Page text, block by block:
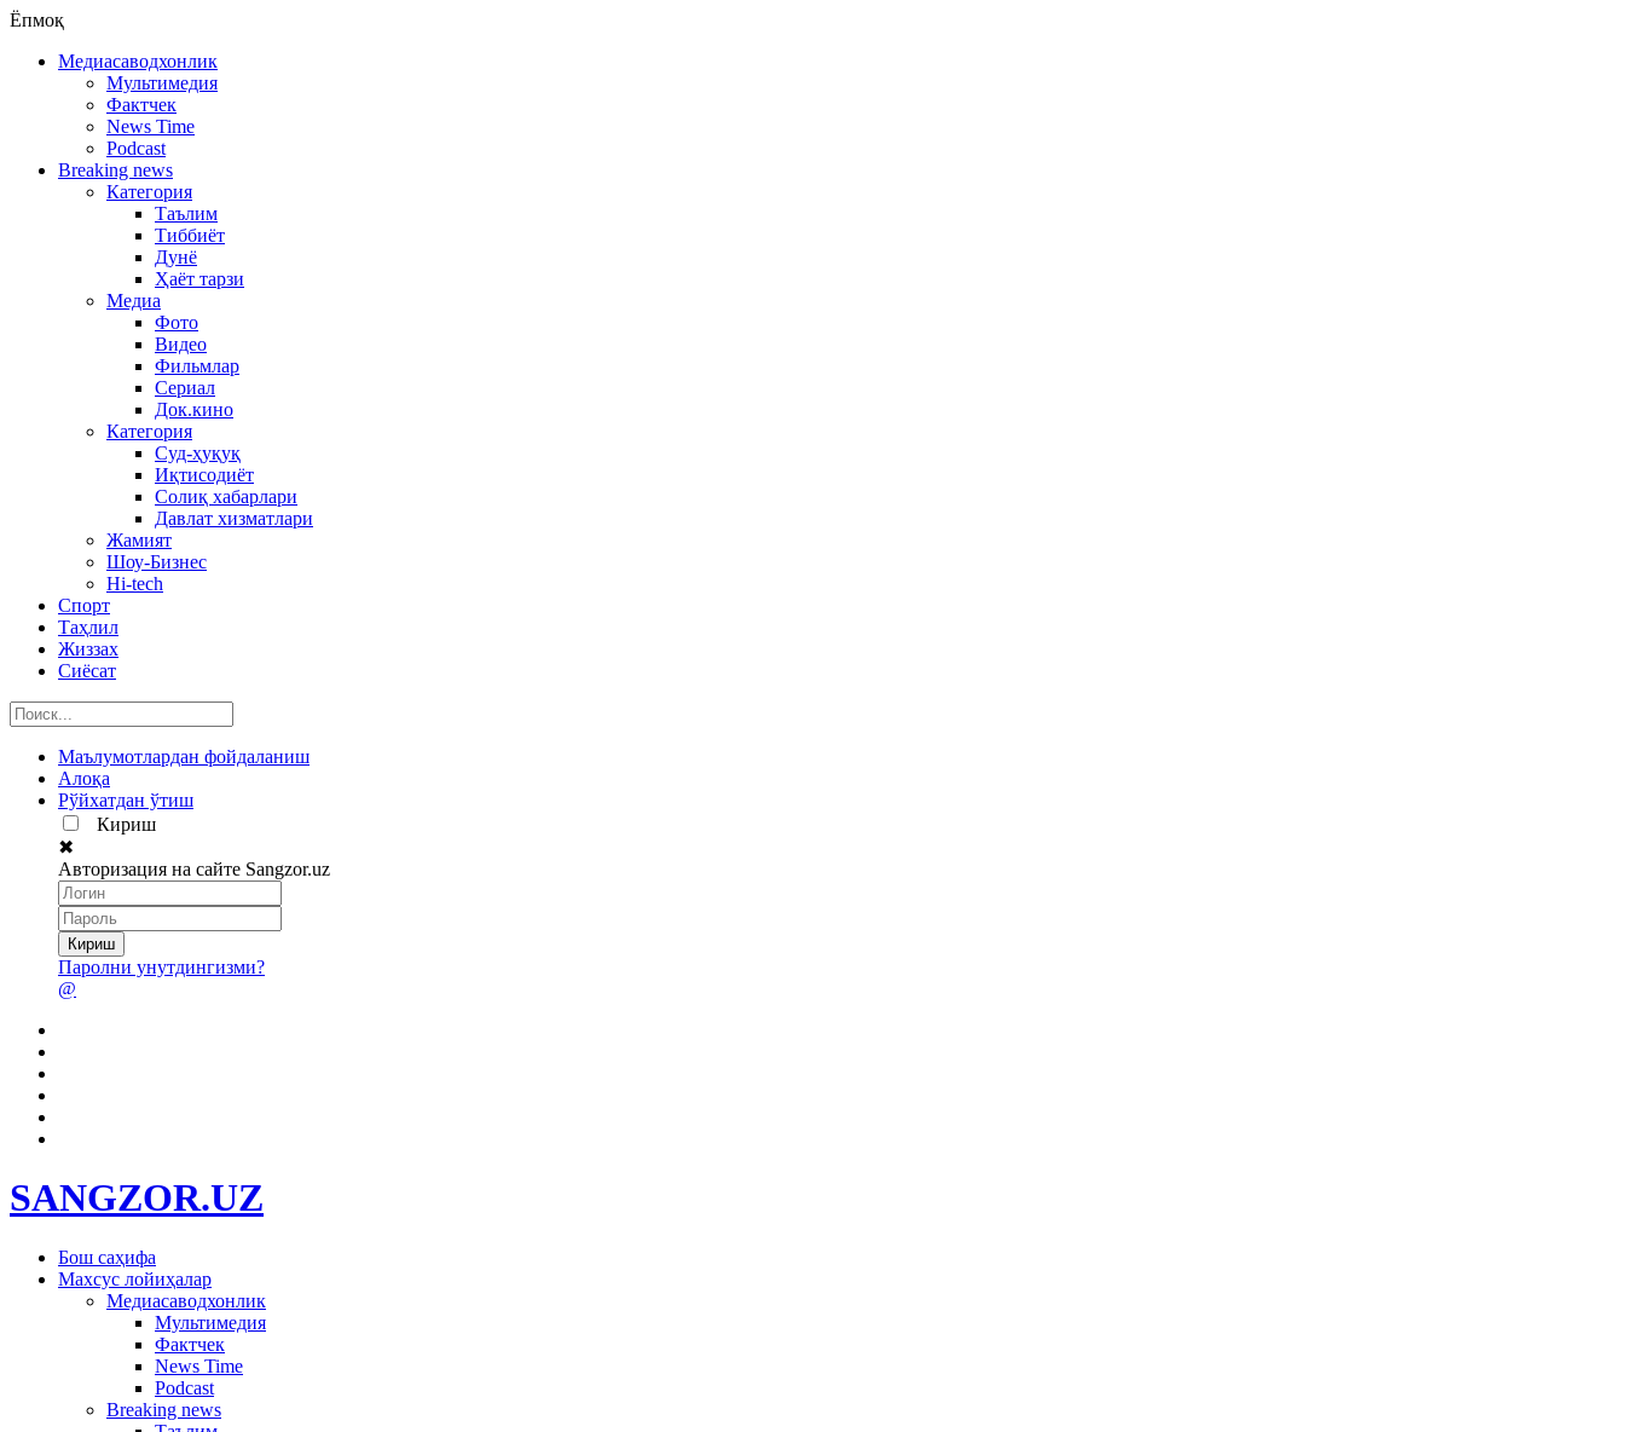
Ёпмоқ
Медиасаводхонлик
Мультимедия
Фактчек
News Time
Podcast
Breaking news
Категория
Таълим
Тиббиёт
Дунё
Ҳаёт тарзи
Медиа
Фото
Видео
Фильмлар
Сериал
Док.кино
Категория
Суд-ҳуқуқ
Иқтисодиёт
Солиқ хабарлари
Давлат хизматлари
Жамият
Шоу-Бизнес
Hi-tech
Спорт
Таҳлил
Жиззах
Сиёсат
Маълумотлардан фойдаланиш
Алоқа
Рўйхатдан ўтиш
Кириш
✖
Авторизация на сайте Sangzor.uz
Паролни унутдингизми?
@
SANGZOR.UZ
Бош саҳифа
Махсус лойиҳалар
Медиасаводхонлик
Мультимедия
Фактчек
News Time
Podcast
Breaking news